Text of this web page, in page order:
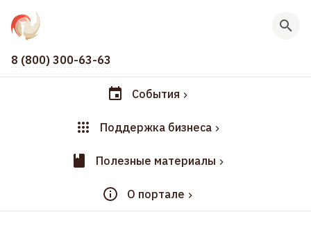
8 (800) 300-63-63
События
Поддержка бизнеса
Полезные материалы
О портале